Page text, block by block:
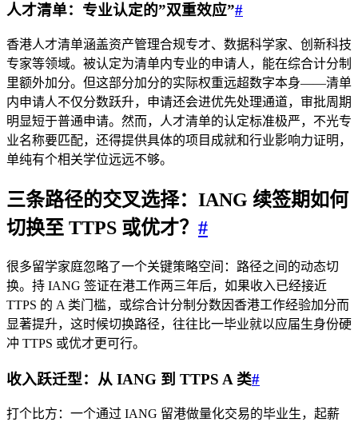
人才清单：专业认定的”双重效应”#
香港人才清单涵盖资产管理合规专才、数据科学家、创新科技
专家等领域。被认定为清单内专业的申请人，能在综合计分制
里额外加分。但这部分加分的实际权重远超数字本身——清单
内申请人不仅分数跃升，申请还会进优先处理通道，审批周期
明显短于普通申请。然而，人才清单的认定标准极严，不光专
业名称要匹配，还得提供具体的项目成就和行业影响力证明，
单纯有个相关学位远远不够。
三条路径的交叉选择：IANG 续签期如何
切换至 TTPS 或优才？ #
很多留学家庭忽略了一个关键策略空间：路径之间的动态切
换。持 IANG 签证在港工作两三年后，如果收入已经接近
TTPS 的 A 类门槛，或综合计分制分数因香港工作经验加分而
显著提升，这时候切换路径，往往比一毕业就以应届生身份硬
冲 TTPS 或优才更可行。
收入跃迁型：从 IANG 到 TTPS A 类#
打个比方：一个通过 IANG 留港做量化交易的毕业生，起薪